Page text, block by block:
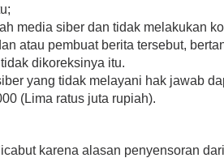
media siber dan tidak melakukan
atau pembuat berita tersebut,
dikoreksinya itu.
yang tidak melayani hak jawab
(Lima ratus juta rupiah).
karena alasan penyensoran